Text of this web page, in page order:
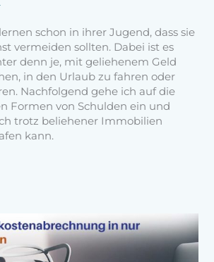
schon in ihrer Jugend, dass sie
vermeiden sollten. Dabei ist es
denn je, mit geliehenem Geld
in den Urlaub zu fahren oder
Nachfolgend gehe ich auf die
Formen von Schulden ein und
trotz beliehener Immobilien
kann.